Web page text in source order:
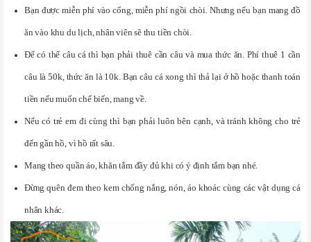
Bạn được miễn phí vào cổng, miễn phí ngồi chòi. Nhưng nếu bạn mang đồ
ăn vào khu du lịch, nhân viên sẽ thu tiền chòi.
Để có thể câu cá thì bạn phải thuê cần câu và mua thức ăn. Phí thuê 1 cần
câu là 50k, thức ăn là 10k. Bạn câu cá xong thì thả lại ở hồ hoặc thanh toán
tiền nếu muốn chế biến, mang về.
Nếu có trẻ em đi cùng thì bạn phải luôn bên cạnh, và tránh không cho trẻ
đến gần hồ, vì hồ rất sâu.
Mang theo quần áo, khăn tắm đầy đủ khi có ý định tắm bạn nhé.
Đừng quên đem theo kem chống nắng, nón, áo khoác cùng các vật dụng cá
nhân khác.